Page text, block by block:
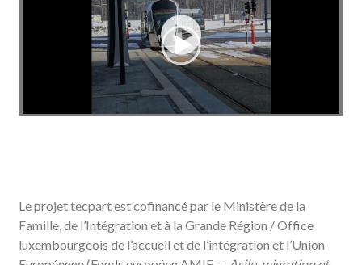
Le projet tecpart est cofinancé par le Ministère de la
Famille, de l’Intégration et à la Grande Région / Office
luxembourgeois de l’accueil et de l’intégration et l’Union